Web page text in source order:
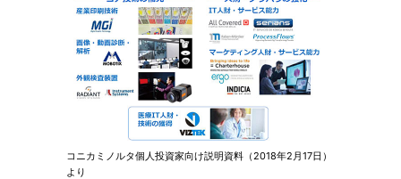
コニカミノルタ個人投資家向け説明資料（2018年2月17日）
より